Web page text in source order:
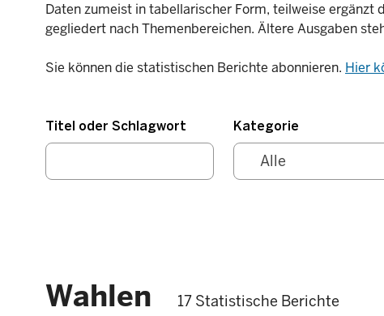
Daten zumeist in tabellarischer Form, teilweise
gegliedert nach Themenbereichen. Ältere Ausgaben
Sie können die statistischen Berichte abonnieren. Hier
Titel oder Schlagwort Kategorie
Wahlen 17 Statistische Berichte